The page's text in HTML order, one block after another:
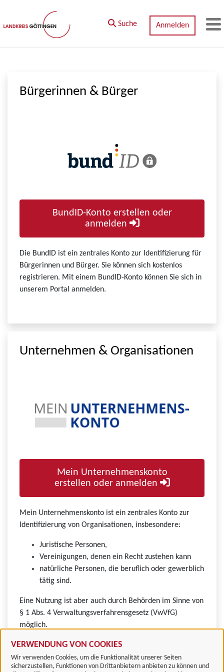
Zum Hauptinhalt springen
VERWENDUNG VON COOKIES
Wir verwenden Cookies, um die Funktionalität unserer Seiten
sicherzustellen, Funktionen von Drittanbietern anbieten zu können und
Suche Anmelden
Bürgerinnen & Bürger
BundID-Konto erstellen oder
anmelden
Die BundID ist ein zentrales Konto zur Identifizierung für
Bürgerinnen und Bürger. Sie können sich kostenlos
registrieren. Mit einem BundID-Konto können Sie sich in
unserem Portal anmelden.
Unternehmen & Organisationen
Mein Unternehmenskonto
erstellen oder anmelden
Mein Unternehmenskonto ist ein zentrales Konto zur
Identifizierung von Organisationen, insbesondere:
Juristische Personen,
Vereinigungen, denen ein Recht zustehen kann
natürliche Personen, die beruflich oder gewerblich
tätig sind.
Eine Nutzung ist aber auch durch Behörden im Sinne von
§ 1 Abs. 4 Verwaltungsverfahrensgesetz (VwVfG)
möglich.